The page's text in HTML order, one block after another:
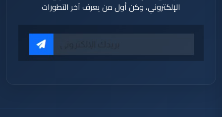
الإلكتروني، وكن أول من يعرف آخر التطورات